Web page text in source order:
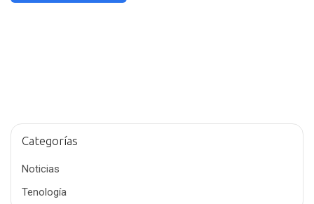
Categorías
Noticias
Tenología